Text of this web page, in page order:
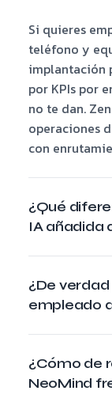
Si quieres
teléfono y
implantación
por KPIs por
no te dan.
operaciones
con
¿Qué
IA añadida
construyen
recuperación
añadió
tickets
¿De
empleado
ponderados,
conversación
¿Cómo de
NeoMind